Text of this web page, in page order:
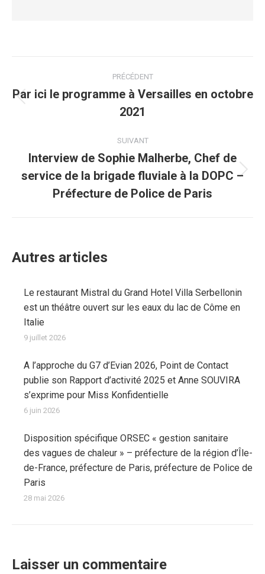
article
PRÉCÉDENT
précédent
Par ici le programme à Versailles en octobre
2021
SUIVANT
Article
suivant
Interview de Sophie Malherbe, Chef de
service de la brigade fluviale à la DOPC –
Préfecture de Police de Paris
Autres articles
Le restaurant Mistral du Grand Hotel Villa Serbellonin
est un théâtre ouvert sur les eaux du lac de Côme en
Italie
9 juillet 2026
A l’approche du G7 d’Evian 2026, Point de Contact
publie son Rapport d’activité 2025 et Anne SOUVIRA
s’exprime pour Miss Konfidentielle
6 juin 2026
Disposition spécifique ORSEC « gestion sanitaire
des vagues de chaleur » – préfecture de la région d’Île-
de-France, préfecture de Paris, préfecture de Police de
Paris
28 mai 2026
Laisser un commentaire